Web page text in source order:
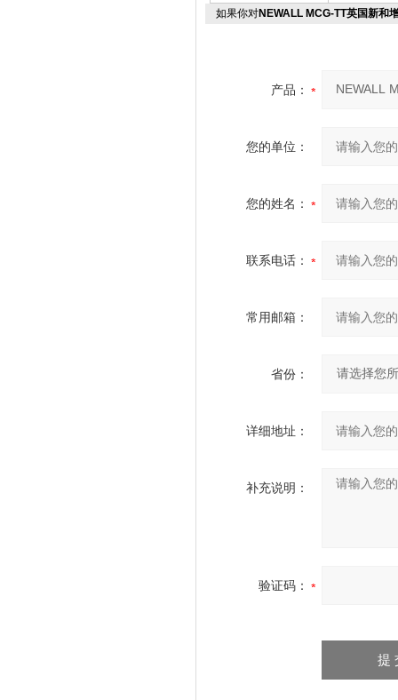
如果你对NEWALL MCG-TT英国新和
产品：
您的单位：
您的姓名：
联系电话：
常用邮箱：
省份：
详细地址：
补充说明：
验证码：